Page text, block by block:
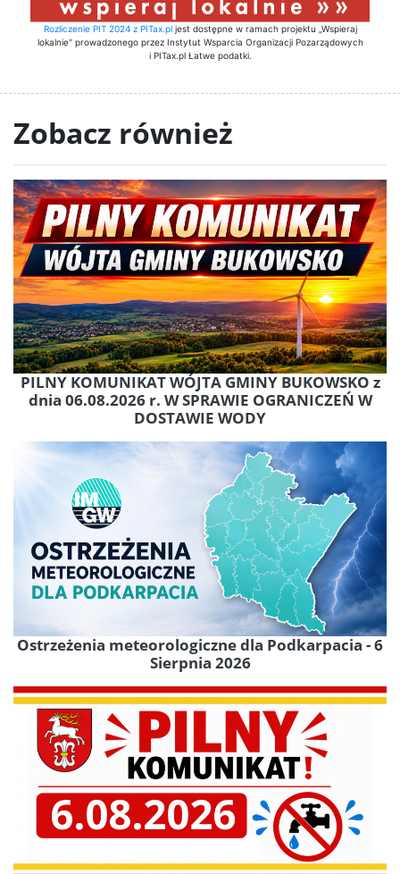
Rozliczenie PIT 2024 z PITax.pljest dostępne w ramach projektu „Wspieraj
lokalnie" prowadzonego przez Instytut Wsparcia Organizacji Pozarządowych
i PITax.pl Łatwe podatki.
Zobacz również
PILNY KOMUNIKAT WÓJTA GMINY BUKOWSKO z
dnia 06.08.2026 r. W SPRAWIE OGRANICZEŃ W
DOSTAWIE WODY
Ostrzeżenia meteorologiczne dla Podkarpacia - 6
Sierpnia 2026